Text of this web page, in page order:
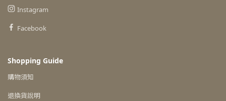
Instagram
Facebook
Shopping Guide
購物須知
退換貨說明